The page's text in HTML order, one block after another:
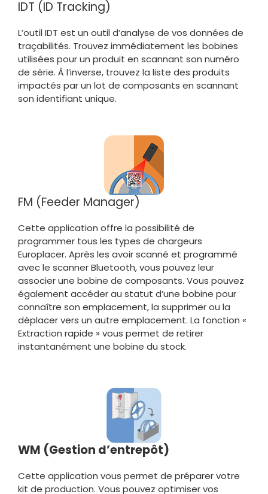
IDT (ID Tracking)
L’outil IDT est un outil d’analyse de vos données de
traçabilités. Trouvez immédiatement les bobines
utilisées pour un produit en scannant son numéro
de série. À l’inverse, trouvez la liste des produits
impactés par un lot de composants en scannant
son identifiant unique.
FM (Feeder Manager)
Cette application offre la possibilité de
programmer tous les types de chargeurs
Europlacer. Après les avoir scanné et programmé
avec le scanner Bluetooth, vous pouvez leur
associer une bobine de composants. Vous pouvez
également accéder au statut d’une bobine pour
connaître son emplacement, la supprimer ou la
déplacer vers un autre emplacement. La fonction «
Extraction rapide » vous permet de retirer
instantanément une bobine du stock.
WM (Gestion d’entrepôt)
Cette application vous permet de préparer votre
kit de production. Vous pouvez optimiser vos